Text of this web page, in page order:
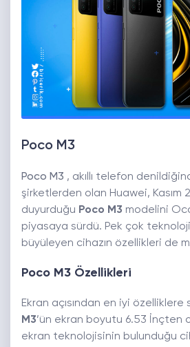
Poco M3
Poco M3 , akıllı telefon
şirketlerden olan Huawei, Kasım
duyurduğu Poco M3 modelini
piyasaya sürdü. Pek çok
büyüleyen cihazın özellikleri de
Poco M3 Özellikleri
Ekran açısından en iyi özelliklere
M3’ün ekran boyutu 6.53 İnçten
ekran teknolojisinin bulunduğu